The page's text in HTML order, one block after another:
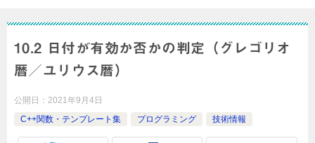
10.2 日付が有効か否かの判定（グレゴリオ
暦／ユリウス暦）
公開日： 2021年9月4日
C++関数・テンプレート集
プログラミング 技術情報